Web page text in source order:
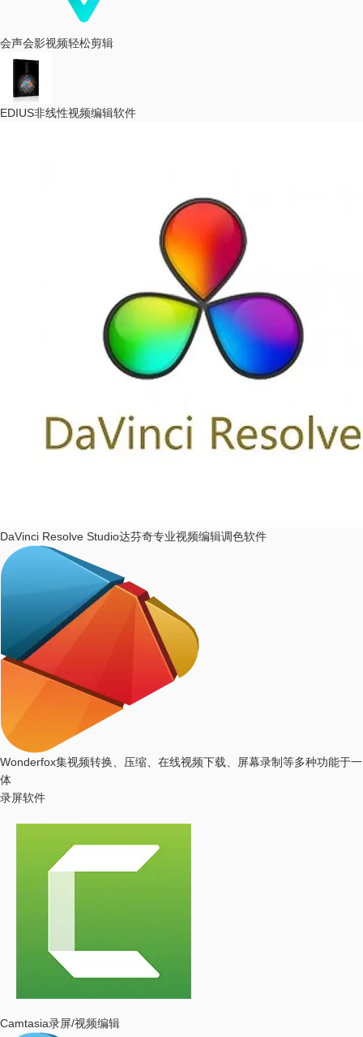
会声会影视频轻松剪辑
EDIUS非线性视频编辑软件
DaVinci Resolve Studio达芬奇专业视频编辑调色软件
Wonderfox集视频转换、压缩、在线视频下载、屏幕录制等多种功能于一
体
录屏软件
Camtasia录屏/视频编辑